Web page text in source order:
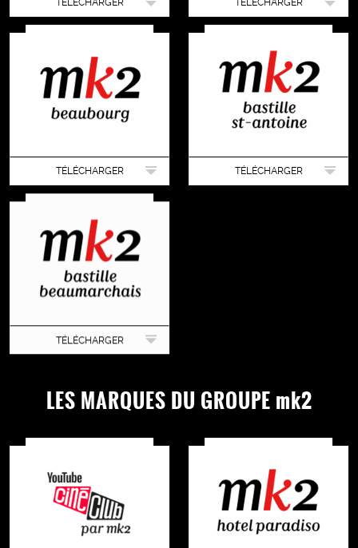
TÉLÉCHARGER TÉLÉCHARGER
TÉLÉCHARGER TÉLÉCHARGER
TÉLÉCHARGER
LES MARQUES DU GROUPE mk2